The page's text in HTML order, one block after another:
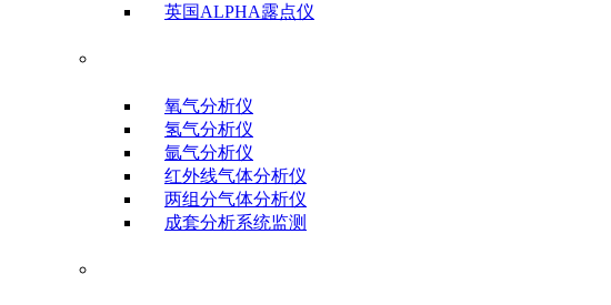
英国ALPHA露点仪
氧气分析仪
氢气分析仪
氩气分析仪
红外线气体分析仪
两组分气体分析仪
成套分析系统监测